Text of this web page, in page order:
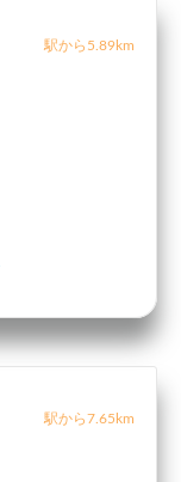
駅から5.89km
駅から7.65km